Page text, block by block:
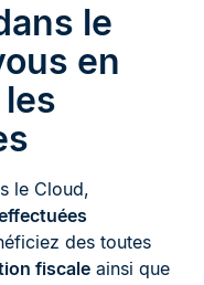
le
en
le Cloud,
des toutes
fiscale ainsi que